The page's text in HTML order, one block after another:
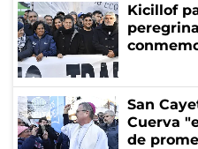
Kicillof
San
Cuerva
de